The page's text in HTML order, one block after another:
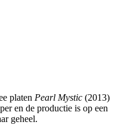
platen Pearl Mystic (2013)
en de productie is op een
geheel.